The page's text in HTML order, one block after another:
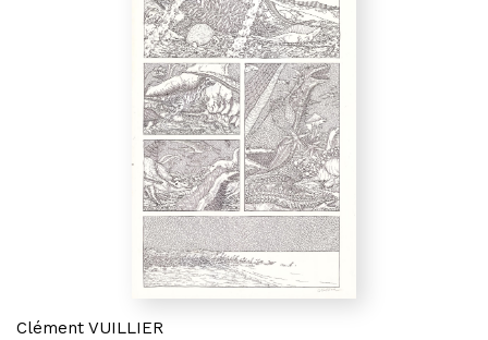
Clément VUILLIER